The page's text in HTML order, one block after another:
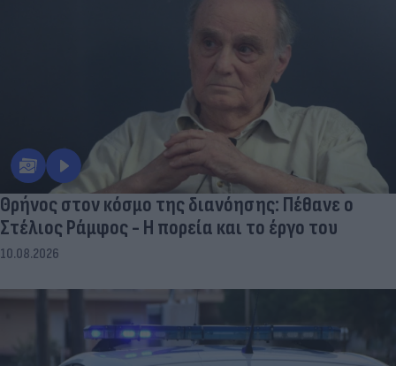
Θρήνος στον κόσμο της διανόησης: Πέθανε ο
Στέλιος Ράμφος - Η πορεία και το έργο του
10.08.2026